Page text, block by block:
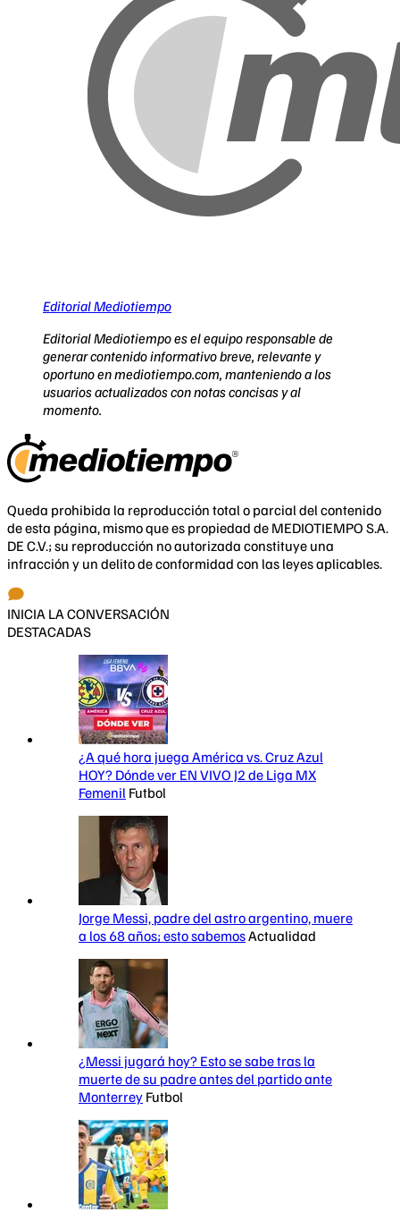
Editorial Mediotiempo
Editorial Mediotiempo es el equipo responsable de
generar contenido informativo breve, relevante y
oportuno en mediotiempo.com, manteniendo a los
usuarios actualizados con notas concisas y al
momento.
Queda prohibida la reproducción total o parcial del contenido
de esta página, mismo que es propiedad de MEDIOTIEMPO S.A.
DE C.V.; su reproducción no autorizada constituye una
infracción y un delito de conformidad con las leyes aplicables.
INICIA LA CONVERSACIÓN
DESTACADAS
¿A qué hora juega América vs. Cruz Azul
HOY? Dónde ver EN VIVO J2 de Liga MX
Femenil Futbol
Jorge Messi, padre del astro argentino, muere
a los 68 años; esto sabemosActualidad
¿Messi jugará hoy? Esto se sabe tras la
muerte de su padre antes del partido ante
Monterrey Futbol